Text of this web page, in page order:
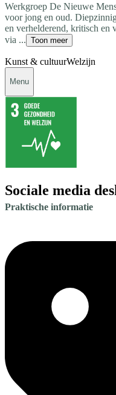
Werkgroep De Nieuwe
voor jong en oud.
en verhelderend, kritisch en
via ... Toon meer
Kunst & cultuurWelzijn
Menu
Sociale media
Praktische informatie